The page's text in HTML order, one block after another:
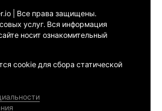
| Все права защищены.
услуг. Вся информация
носит ознакомительный
cookie для сбора статической